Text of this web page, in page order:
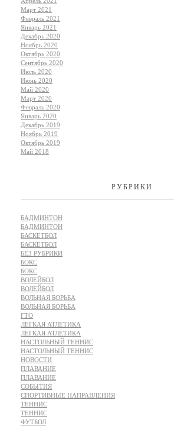
Март 2021
Февраль 2021
Январь 2021
Декабрь 2020
Ноябрь 2020
Октябрь 2020
Сентябрь 2020
Июль 2020
Июнь 2020
Май 2020
Март 2020
Февраль 2020
Январь 2020
Декабрь 2019
Ноябрь 2019
Октябрь 2019
Май 2018
РУБРИКИ
БАДМИНТОН
БАДМИНТОН
БАСКЕТБОЛ
БАСКЕТБОЛ
БЕЗ РУБРИКИ
БОКС
БОКС
ВОЛЕЙБОЛ
ВОЛЕЙБОЛ
ВОЛЬНАЯ БОРЬБА
ВОЛЬНАЯ БОРЬБА
ГТО
ЛЕГКАЯ АТЛЕТИКА
ЛЕГКАЯ АТЛЕТИКА
НАСТОЛЬНЫЙ ТЕННИС
НАСТОЛЬНЫЙ ТЕННИС
НОВОСТИ
ПЛАВАНИЕ
ПЛАВАНИЕ
СОБЫТИЯ
СПОРТИВНЫЕ НАПРАВЛЕНИЯ
ТЕННИС
ТЕННИС
ФУТБОЛ